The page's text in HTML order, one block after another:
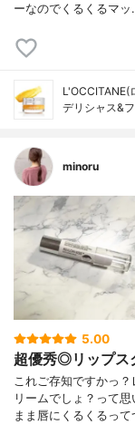
ーなのでくるくるマ
L'OCCITANE(
デリシャス&
minoru
5.00
超優秀◎リップス
これご存知ですかっ
リームでしょ？って
まま唇にくるくるっ